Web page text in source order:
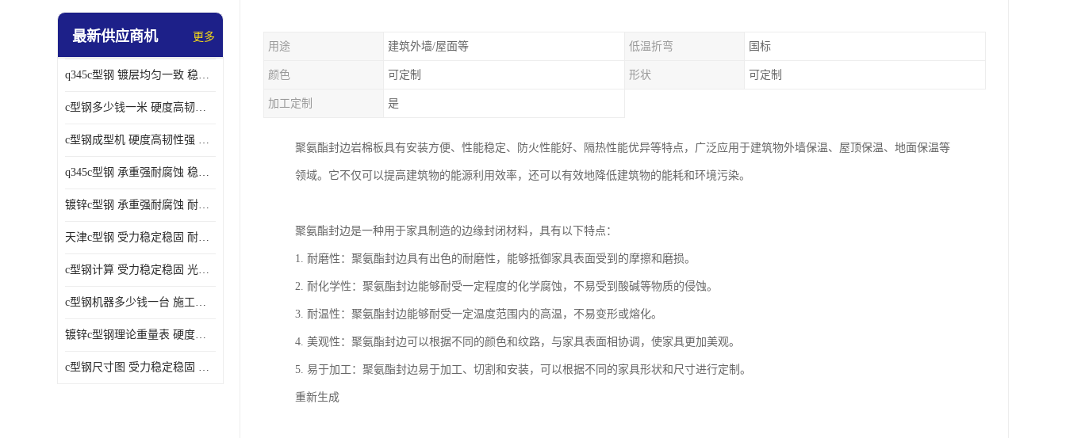
最新供应商机 更多
q345c型钢 镀层均匀一致 稳重支撑承载力大
c型钢多少钱一米 硬度高韧性强 光洁无毛刺
c型钢成型机 硬度高韧性强 防腐耐蚀性能好
q345c型钢 承重强耐腐蚀 稳重支撑承载力大
镀锌c型钢 承重强耐腐蚀 耐腐蚀 耐高温
天津c型钢 受力稳定稳固 耐腐蚀 耐高温
c型钢计算 受力稳定稳固 光洁无毛刺
c型钢机器多少钱一台 施工方便简单 稳重支撑承载力大
镀锌c型钢理论重量表 硬度高韧性强 光洁无毛刺
c型钢尺寸图 受力稳定稳固 光洁无毛刺
用途 建筑外墙/屋面等 低温折弯 国标
颜色 可定制 形状 可定制
加工定制 是
聚氨酯封边岩棉板具有安装方便、性能稳定、防火性能好、隔热性能优异等特点，广泛应用于建筑物外墙保温、屋顶保温、地面保温等
领域。它不仅可以提高建筑物的能源利用效率，还可以有效地降低建筑物的能耗和环境污染。
聚氨酯封边是一种用于家具制造的边缘封闭材料，具有以下特点：
1. 耐磨性：聚氨酯封边具有出色的耐磨性，能够抵御家具表面受到的摩擦和磨损。
2. 耐化学性：聚氨酯封边能够耐受一定程度的化学腐蚀，不易受到酸碱等物质的侵蚀。
3. 耐温性：聚氨酯封边能够耐受一定温度范围内的高温，不易变形或熔化。
4. 美观性：聚氨酯封边可以根据不同的颜色和纹路，与家具表面相协调，使家具更加美观。
5. 易于加工：聚氨酯封边易于加工、切割和安装，可以根据不同的家具形状和尺寸进行定制。
重新生成